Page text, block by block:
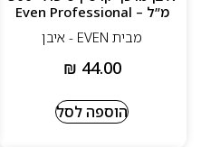
מ”ל – Even Professional
מבית EVEN - איבן
₪ 44.00
הוספה לסל